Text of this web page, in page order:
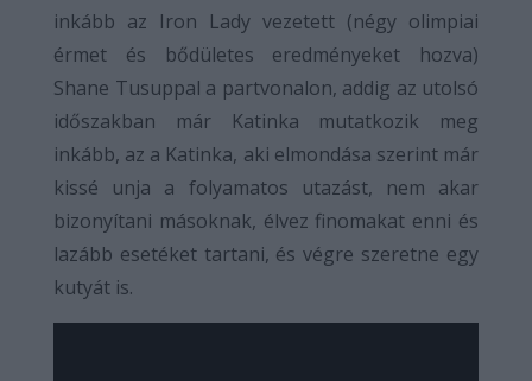
inkább az Iron Lady vezetett (négy olimpiai
érmet és bődületes eredményeket hozva)
Shane Tusuppal a partvonalon, addig az utolsó
időszakban már Katinka mutatkozik meg
inkább, az a Katinka, aki elmondása szerint már
kissé unja a folyamatos utazást, nem akar
bizonyítani másoknak, élvez finomakat enni és
lazább esetéket tartani, és végre szeretne egy
kutyát is.